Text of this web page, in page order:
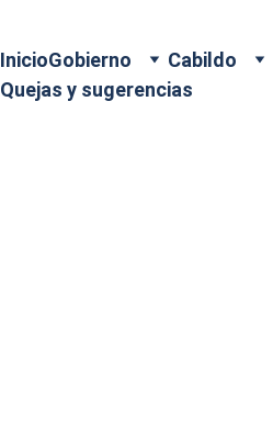
InicioGobierno Cabildo
Quejas y sugerencias